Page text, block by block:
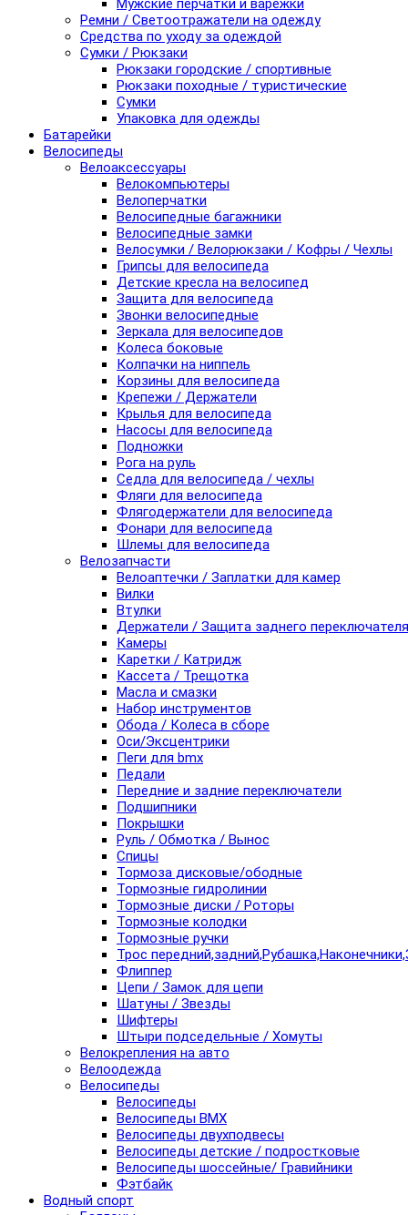
Мужские перчатки и варежки
Ремни / Светоотражатели на одежду
Средства по уходу за одеждой
Сумки / Рюкзаки
Рюкзаки городские / спортивные
Рюкзаки походные / туристические
Сумки
Упаковка для одежды
Батарейки
Велосипеды
Велоаксессуары
Велокомпьютеры
Велоперчатки
Велосипедные багажники
Велосипедные замки
Велосумки / Велорюкзаки / Кофры / Чехлы
Грипсы для велосипеда
Детские кресла на велосипед
Защита для велосипеда
Звонки велосипедные
Зеркала для велосипедов
Колеса боковые
Колпачки на ниппель
Корзины для велосипеда
Крепежи / Держатели
Крылья для велосипеда
Насосы для велосипеда
Подножки
Рога на руль
Седла для велосипеда / чехлы
Фляги для велосипеда
Флягодержатели для велосипеда
Фонари для велосипеда
Шлемы для велосипеда
Велозапчасти
Велоаптечки / Заплатки для камер
Вилки
Втулки
Держатели / Защита заднего переключателя
Камеры
Каретки / Катридж
Кассета / Трещотка
Масла и смазки
Набор инструментов
Обода / Колеса в сборе
Оси/Эксцентрики
Пеги для bmx
Педали
Передние и задние переключатели
Подшипники
Покрышки
Руль / Обмотка / Вынос
Спицы
Тормоза дисковые/ободные
Тормозные гидролинии
Тормозные диски / Роторы
Тормозные колодки
Тормозные ручки
Трос
Флиппер
Цепи / Замок для цепи
Шатуны / Звезды
Шифтеры
Штыри подседельные / Хомуты
Велокрепления на авто
Велоодежда
Велосипеды
Велосипеды
Велосипеды BMX
Велосипеды двухподвесы
Велосипеды детские / подростковые
Велосипеды шоссейные/ Гравийники
Фэтбайк
Водный спорт